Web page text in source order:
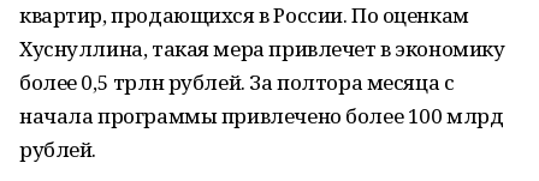
квартир, продающихся в России. По оценкам
Хуснуллина, такая мера привлечет в экономику
более 0,5 трлн рублей. За полтора месяца с
начала программы привлечено более 100 млрд
рублей.